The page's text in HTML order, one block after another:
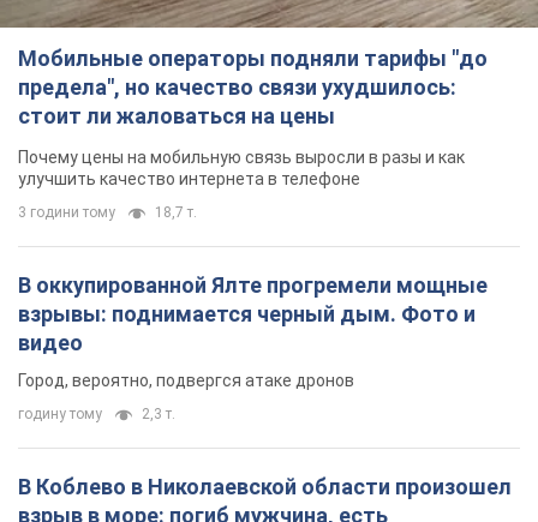
Мобильные операторы подняли тарифы "до
предела", но качество связи ухудшилось:
стоит ли жаловаться на цены
Почему цены на мобильную связь выросли в разы и как
улучшить качество интернета в телефоне
3 години тому 18,7 т.
В оккупированной Ялте прогремели мощные
взрывы: поднимается черный дым. Фото и
видео
Город, вероятно, подвергся атаке дронов
годину тому 2,3 т.
В Коблево в Николаевской области произошел
взрыв в море: погиб мужчина, есть